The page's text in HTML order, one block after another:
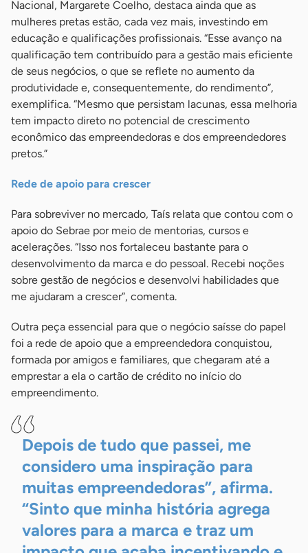
Nacional, Margarete Coelho, destaca ainda que as
mulheres pretas estão, cada vez mais, investindo em
educação e qualificações profissionais. “Esse avanço na
qualificação tem contribuído para a gestão mais eficiente
de seus negócios, o que se reflete no aumento da
produtividade e, consequentemente, do rendimento”,
exemplifica. “Mesmo que persistam lacunas, essa melhoria
tem impacto direto no potencial de crescimento
econômico das empreendedoras e dos empreendedores
pretos.”
Rede de apoio para crescer
Para sobreviver no mercado, Taís relata que contou com o
apoio do Sebrae por meio de mentorias, cursos e
acelerações. “Isso nos fortaleceu bastante para o
desenvolvimento da marca e do pessoal. Recebi noções
sobre gestão de negócios e desenvolvi habilidades que
me ajudaram a crescer”, comenta.
Outra peça essencial para que o negócio saísse do papel
foi a rede de apoio que a empreendedora conquistou,
formada por amigos e familiares, que chegaram até a
emprestar a ela o cartão de crédito no início do
empreendimento.
Depois de tudo que passei, me
considero uma inspiração para
muitas empreendedoras”, afirma.
“Sinto que minha história agrega
valores para a marca e traz um